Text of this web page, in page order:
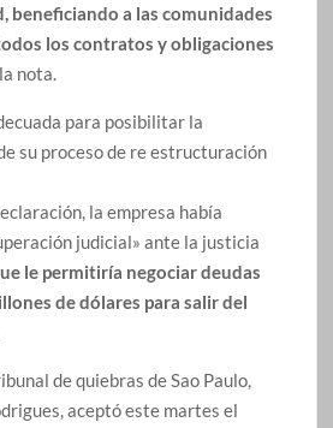
beneficiando a las comunidades
los contratos y obligaciones
nota.
para posibilitar la
su proceso de re estructuración
la empresa había
judicial» ante la justicia
le permitiría negociar deudas
de dólares para salir del
de quiebras de Sao Paulo,
aceptó este martes el